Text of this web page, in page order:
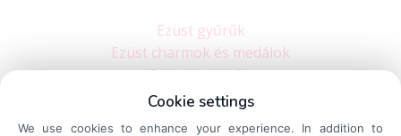
Ezüst gyűrűk
Ezüst charmok és medálok
Ezüst karkötők
Ezüst nyakláncok
Ezüst fülbevalók
Cookie settings
We use cookies to enhance your experience. In addition to